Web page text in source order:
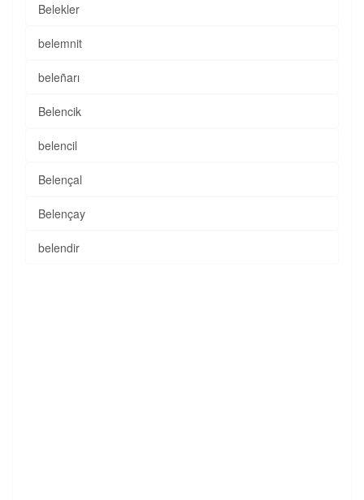
Belekler
belemnit
beleñarı
Belencik
belencil
Belençal
Belençay
belendir